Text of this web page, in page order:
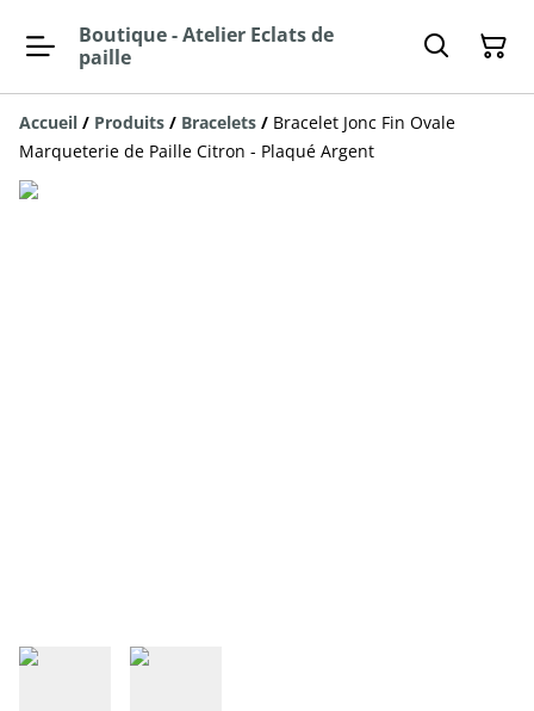
Boutique - Atelier Eclats de
paille
Accueil / Produits / Bracelets / Bracelet Jonc Fin Ovale
Marqueterie de Paille Citron - Plaqué Argent